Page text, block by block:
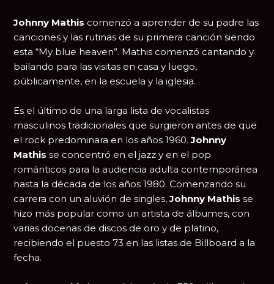
Johnny Mathis comenzó a aprender de su padre las
canciones y las rutinas de su primera canción siendo
esta “My blue heaven”. Mathis comenzó cantando y
bailando para las visitas en casa y luego,
públicamente, en la escuela y la iglesia.
Es el último de una larga lista de vocalistas
masculinos tradicionales que surgieron antes de que
el rock predominara en los años 1960.Johnny
Mathisse concentró en el jazz y en el pop
románticos para la audiencia adulta contemporánea
hasta la década de los años 1980. Comenzando su
carrera con un aluvión de singles,Johnny Mathisse
hizo más popular como un artista de álbumes, con
varias docenas de discos de oro y de platino,
recibiendo el puesto 73 en las listas de Billboard a la
fecha.